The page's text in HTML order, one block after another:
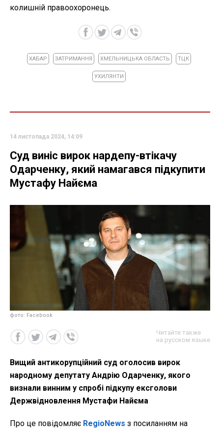
колишній правоохоронець.
ХАБАР ЗАТРИМАННЯ ХМЕЛЬНИЦЬКА ОБЛАСТЬ ТЦК
УХИЛЯНТИ
14 листопада 2024, 14:09
Суд виніс вирок нардепу-втікачу
Одарченку, який намагався підкупити
Мустафу Найєма
фото: Facebook
Читайте также
на русском языке
Вищий антикорупційний суд оголосив вирок
народному депутату Андрію Одарченку, якого
визнали винним у спробі підкупу ексголови
Держвідновлення Мустафи Найєма
Про це повідомляє RegioNews з посиланням на